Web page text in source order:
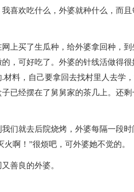
喜欢吃什么，外婆就种什么，而
上买了生瓜种，给外婆拿回种，到
，可好吃了。外婆的针线活做得很
料，自己要拿回去找村里人去学
已经摆在了舅舅家的茶几上。还
们就去后院烧烤，外婆每隔一段
啊！”很烦吧，可外婆她不觉的。
善良的外婆。